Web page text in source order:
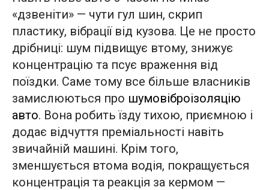
«дзвеніти» — чути гул шин, скрип
пластику, вібрації від кузова. Це не просто
дрібниці: шум підвищує втому, знижує
концентрацію та псує враження від
поїздки. Саме тому все більше власників
замислюються про шумовіброізоляцію
авто. Вона робить їзду тихою, приємною і
додає відчуття преміальності навіть
звичайній машині. Крім того,
зменшується втома водія, покращується
концентрація та реакція за кермом —